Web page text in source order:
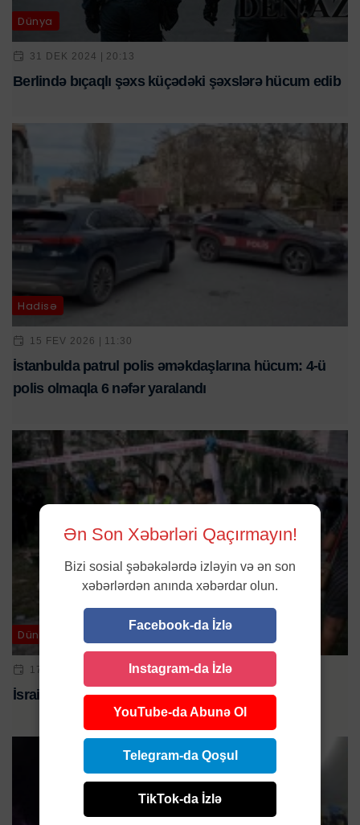
Dünya
31 DEK 2024 | 20:13
Berlində bıçaqlı şəxs küçədəki şəxslərə hücum edib
Hadisə
15 FEV 2026 | 11:30
İstanbulda patrul polis əməkdaşlarına hücum: 4-ü
polis olmaqla 6 nəfər yaralandı
Dünya
17 IYN 2025 | 16:30
İsraildə 650-yə yaxın insan yaralandı
Ən Son Xəbərləri Qaçırmayın!
Bizi sosial şəbəkələrdə izləyin və ən son
xəbərlərdən anında xəbərdar olun.
Facebook-da İzlə
Instagram-da İzlə
YouTube-da Abunə Ol
Telegram-da Qoşul
TikTok-da İzlə